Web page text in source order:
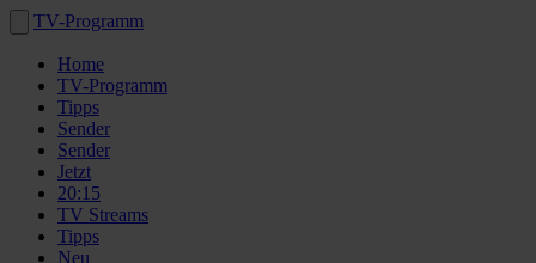
TV-Programm
Home
TV-Programm
Tipps
Sender
Sender
Jetzt
20:15
TV Streams
Tipps
Neu